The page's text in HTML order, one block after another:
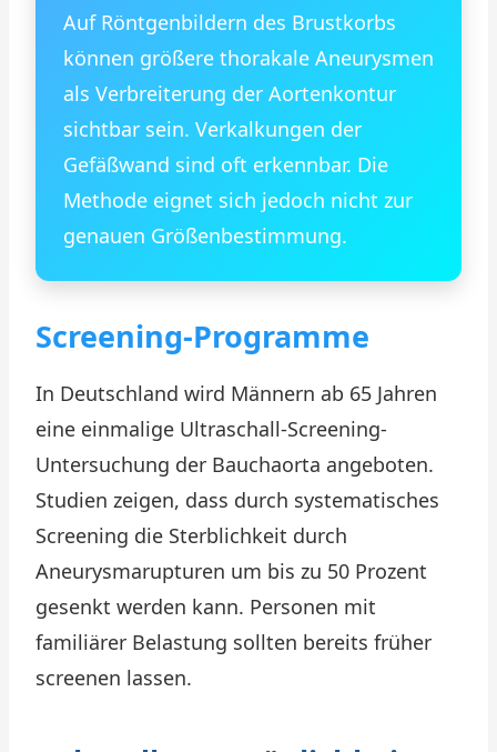
Auf Röntgenbildern des Brustkorbs
können größere thorakale Aneurysmen
als Verbreiterung der Aortenkontur
sichtbar sein. Verkalkungen der
Gefäßwand sind oft erkennbar. Die
Methode eignet sich jedoch nicht zur
genauen Größenbestimmung.
Screening-Programme
In Deutschland wird Männern ab 65 Jahren
eine einmalige Ultraschall-Screening-
Untersuchung der Bauchaorta angeboten.
Studien zeigen, dass durch systematisches
Screening die Sterblichkeit durch
Aneurysmarupturen um bis zu 50 Prozent
gesenkt werden kann. Personen mit
familiärer Belastung sollten bereits früher
screenen lassen.